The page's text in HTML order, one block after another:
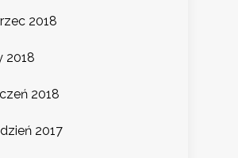
2018
2018
2018
2017